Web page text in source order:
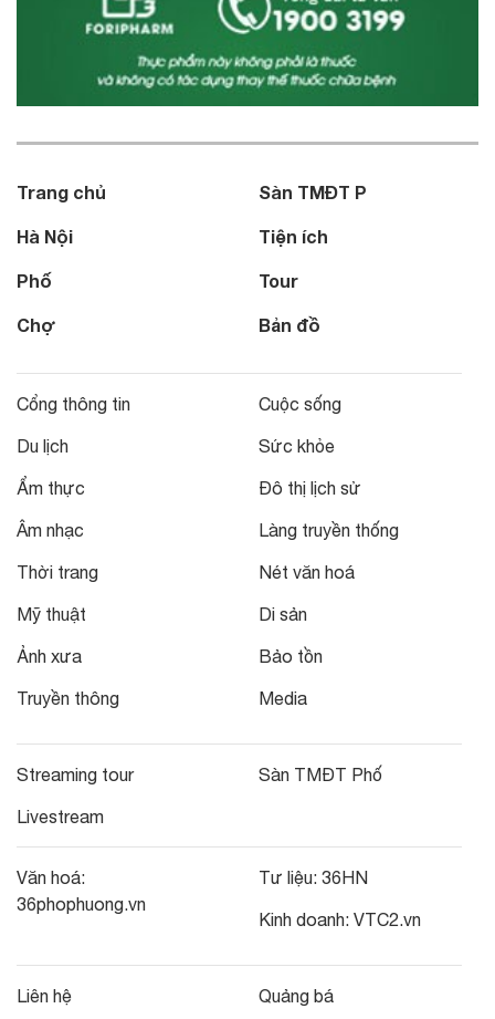
Trang chủ
Hà Nội
Phố
Chợ
Sàn TMĐT P
Tiện ích
Tour
Bản đồ
Cổng thông tin
Du lịch
Ẩm thực
Âm nhạc
Thời trang
Mỹ thuật
Ảnh xưa
Truyền thông
Cuộc sống
Sức khỏe
Đô thị lịch sử
Làng truyền thống
Nét văn hoá
Di sản
Bảo tồn
Media
Streaming tour
Livestream
Sàn TMĐT Phố
Văn hoá:
36phophuong.vn
Tư liệu: 36HN
Kinh doanh: VTC2.vn
Liên hệ Quảng bá